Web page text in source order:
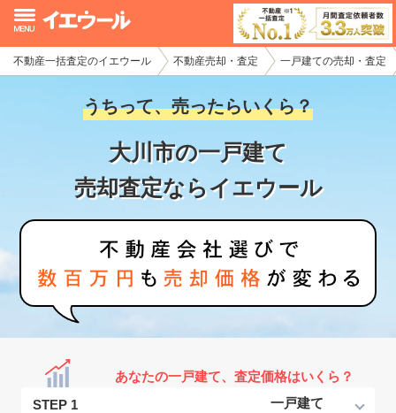
不動産一括査定のイエウール 不動産売却・査定 一戸建ての売却・査定
うちって、売ったらいくら？
大川市の一戸建て
売却査定ならイエウール
あなたの一戸建て、査定価格はいくら？
STEP 1
イエウール加盟希望の不動産会社様
初めての方へ
不動産売却の流れ
不動産の売却・一括査定
家査定シミュレーター
お問い合わせ